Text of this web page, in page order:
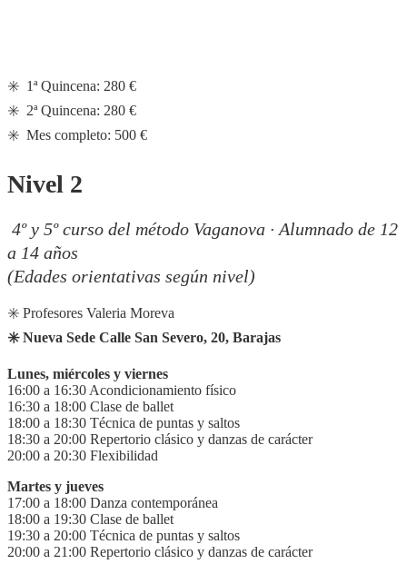
✳️ 1ª Quincena: 280 €
✳️ 2ª Quincena: 280 €
✳️ Mes completo: 500 €
Nivel 2
4º y 5º curso del método Vaganova · Alumnado de 12
a 14 años
(Edades orientativas según nivel)
✳️ Profesores Valeria Moreva
✳️ Nueva Sede Calle San Severo, 20, Barajas
Lunes, miércoles y viernes
16:00 a 16:30 Acondicionamiento físico
16:30 a 18:00 Clase de ballet
18:00 a 18:30 Técnica de puntas y saltos
18:30 a 20:00 Repertorio clásico y danzas de carácter
20:00 a 20:30 Flexibilidad
Martes y jueves
17:00 a 18:00 Danza contemporánea
18:00 a 19:30 Clase de ballet
19:30 a 20:00 Técnica de puntas y saltos
20:00 a 21:00 Repertorio clásico y danzas de carácter